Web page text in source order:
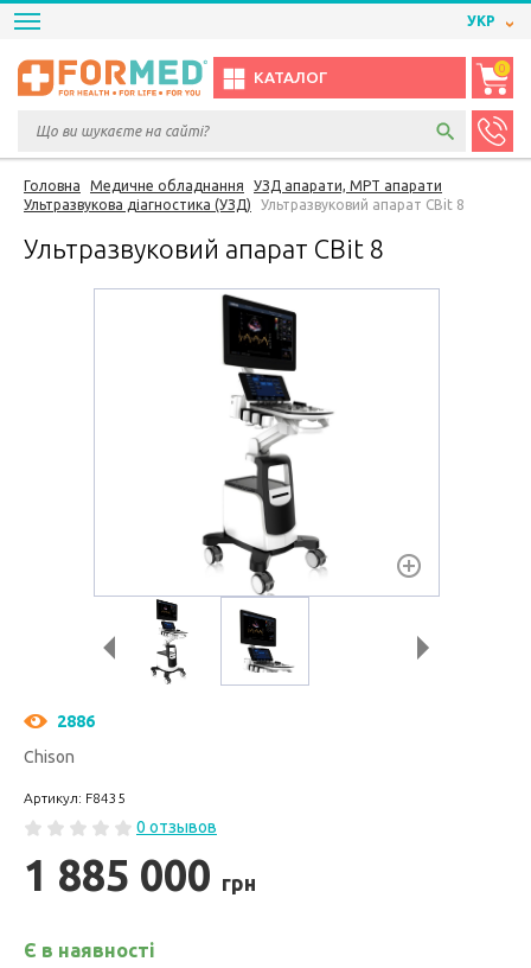
УКР
КАТАЛОГ
0
Головна Медичне обладнання
УЗД апарати, МРТ апарати
Ультразвукова діагностика (УЗД)
Ультразвуковий апарат CBit 8
Ультразвуковий апарат CBit 8
2886
Chison
Артикул: F8435
0 отзывов
1 885 000 грн
Є в наявності